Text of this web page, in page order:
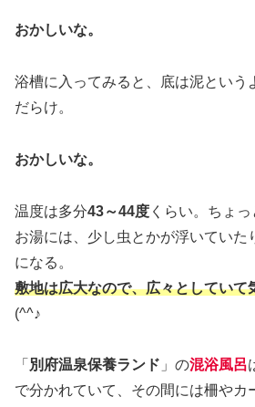
おかしいな。
浴槽に入ってみると、底は泥という
だらけ。
おかしいな。
温度は多分43～44度 くらい。ちょっ
お湯には、少し虫とかが浮いていた
になる。
敷地は広大なので、広々としていて
(^^♪
「 別府温泉保養ランド 」の混浴風呂
で分かれていて、その間には柵やカ